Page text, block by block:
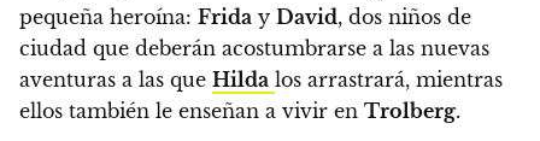
pequeña heroína: Frida y David, dos niños de
ciudad que deberán acostumbrarse a las nuevas
aventuras a las que Hilda los arrastrará, mientras
ellos también le enseñan a vivir en Trolberg.